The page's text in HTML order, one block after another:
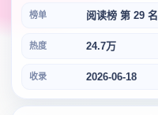
榜单 阅读榜 第 29 名
热度 24.7万
收录 2026-06-18